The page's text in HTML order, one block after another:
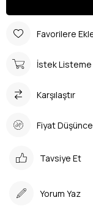
Favorilere
İstek Listeme
Karşılaştır
Fiyat
Tavsiye Et
Yorum Yaz